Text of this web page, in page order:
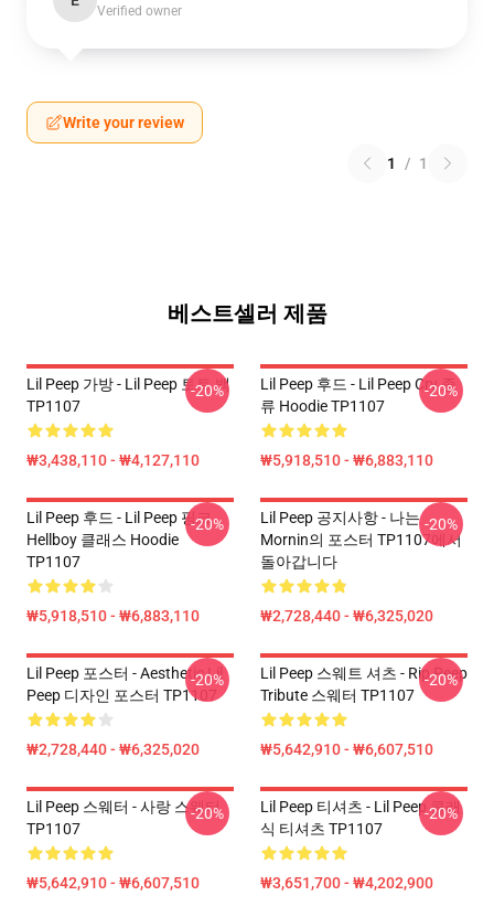
Verified owner
Write your review
1 / 1
베스트셀러 제품
Lil Peep 가방 - Lil Peep 토트 백
TP1107
₩3,438,110 - ₩4,127,110
-20%
Lil Peep 후드 - Lil Peep Cry 종
류 Hoodie TP1107
₩5,918,510 - ₩6,883,110
-20%
Lil Peep 후드 - Lil Peep 핑크
Hellboy 클래스 Hoodie
TP1107
₩5,918,510 - ₩6,883,110
-20%
Lil Peep 공지사항 - 나는
Mornin의 포스터 TP1107에서
돌아갑니다
₩2,728,440 - ₩6,325,020
-20%
Lil Peep 포스터 - Aesthetic Lil
Peep 디자인 포스터 TP1107
₩2,728,440 - ₩6,325,020
-20%
Lil Peep 스웨트 셔츠 - Rip Peep
Tribute 스웨터 TP1107
₩5,642,910 - ₩6,607,510
-20%
Lil Peep 스웨터 - 사랑 스웨터
TP1107
₩5,642,910 - ₩6,607,510
-20%
Lil Peep 티셔츠 - Lil Peep 클래
식 티셔츠 TP1107
₩3,651,700 - ₩4,202,900
-20%